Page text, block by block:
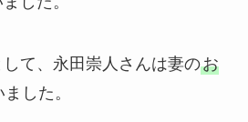
て、永田崇人さんは妻のお
した。